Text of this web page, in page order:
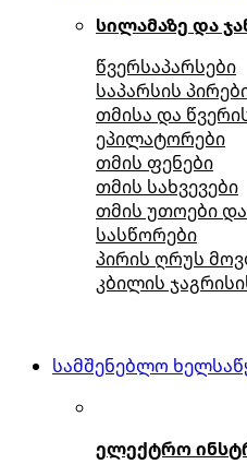
სილამაზე და
წვერსაპარსები
საპარსის
თმისა და
ეპილატორები
თმის ფენები
თმის სახვევები
თმის უთოები
სასწორები
პირის ღრუს
კბილის
სამშენებლო
ელექტრო